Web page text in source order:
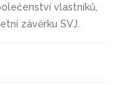
vlastníků,
závěrku SVJ.